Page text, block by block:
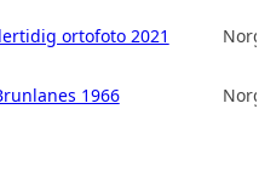
ortofoto 2021
1966